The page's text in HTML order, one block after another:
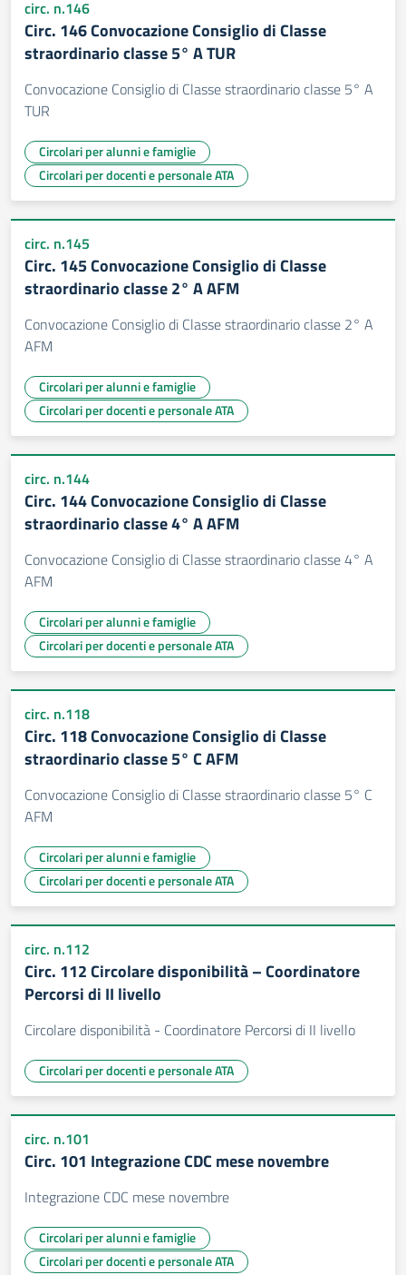
circ. n.146
Circ. 146 Convocazione Consiglio di Classe
straordinario classe 5° A TUR
Convocazione Consiglio di Classe straordinario classe 5° A
TUR
Circolari per alunni e famiglie
Circolari per docenti e personale ATA
circ. n.145
Circ. 145 Convocazione Consiglio di Classe
straordinario classe 2° A AFM
Convocazione Consiglio di Classe straordinario classe 2° A
AFM
Circolari per alunni e famiglie
Circolari per docenti e personale ATA
circ. n.144
Circ. 144 Convocazione Consiglio di Classe
straordinario classe 4° A AFM
Convocazione Consiglio di Classe straordinario classe 4° A
AFM
Circolari per alunni e famiglie
Circolari per docenti e personale ATA
circ. n.118
Circ. 118 Convocazione Consiglio di Classe
straordinario classe 5° C AFM
Convocazione Consiglio di Classe straordinario classe 5° C
AFM
Circolari per alunni e famiglie
Circolari per docenti e personale ATA
circ. n.112
Circ. 112 Circolare disponibilità – Coordinatore
Percorsi di II livello
Circolare disponibilità - Coordinatore Percorsi di II livello
Circolari per docenti e personale ATA
circ. n.101
Circ. 101 Integrazione CDC mese novembre
Integrazione CDC mese novembre
Circolari per alunni e famiglie
Circolari per docenti e personale ATA